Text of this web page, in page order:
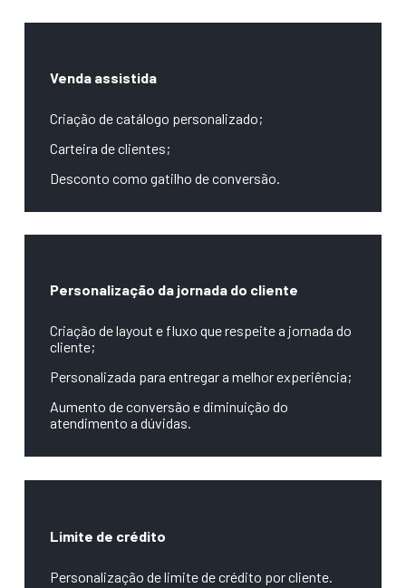
Venda assistida
Criação de catálogo personalizado;
Carteira de clientes;
Desconto como gatilho de conversão.
Personalização da jornada do cliente
Criação de layout e fluxo que respeite a jornada do
cliente;
Personalizada para entregar a melhor experiência;
Aumento de conversão e diminuição do
atendimento a dúvidas.
Limite de crédito
Personalização de limite de crédito por cliente.